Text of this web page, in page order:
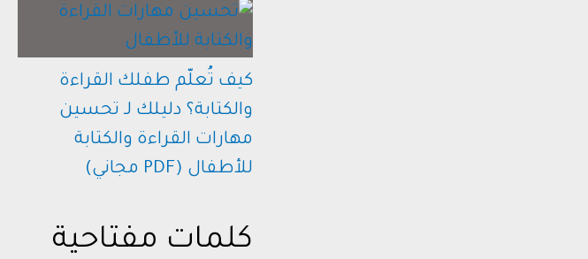
كيف تُعلّم طفلك القراءة
والكتابة؟ دليلك لـ تحسين
مهارات القراءة والكتابة
للأطفال (PDF مجاني)
كلمات مفتاحية